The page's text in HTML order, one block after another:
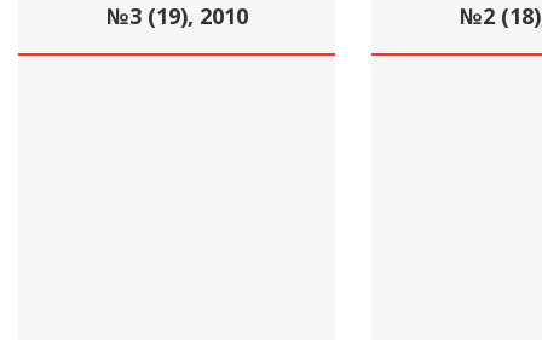
№3 (19), 2010 №2